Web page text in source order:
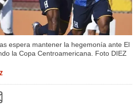
espera mantener la hegemonía ante El
la Copa Centroamericana. Foto DIEZ